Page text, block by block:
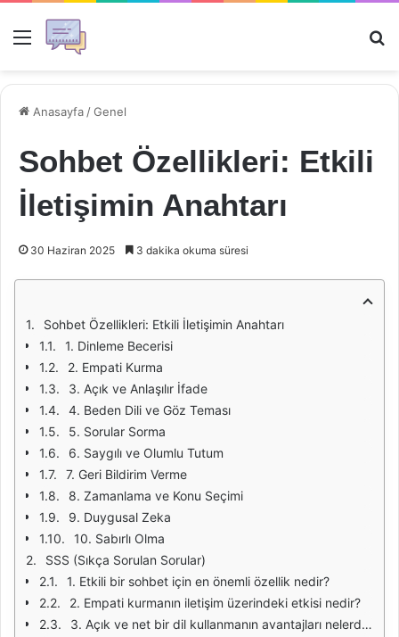
Menü
Anasayfa /Genel
Sohbet Özellikleri: Etkili
İletişimin Anahtarı
30 Haziran 2025 3 dakika okuma süresi
Sohbet Özellikleri: Etkili İletişimin Anahtarı
1. Dinleme Becerisi
2. Empati Kurma
3. Açık ve Anlaşılır İfade
4. Beden Dili ve Göz Teması
5. Sorular Sorma
6. Saygılı ve Olumlu Tutum
7. Geri Bildirim Verme
8. Zamanlama ve Konu Seçimi
9. Duygusal Zeka
10. Sabırlı Olma
SSS (Sıkça Sorulan Sorular)
1. Etkili bir sohbet için en önemli özellik nedir?
2. Empati kurmanın iletişim üzerindeki etkisi nedir?
3. Açık ve net bir dil kullanmanın avantajları nelerdir?